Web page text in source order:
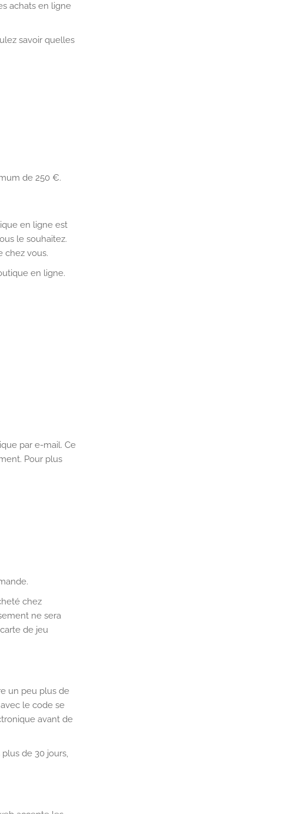
achats en ligne
savoir quelles
de 250 €.
en ligne est
le souhaitez.
chez vous.
en ligne.
par e-mail. Ce
Pour plus
chez
ne sera
de jeu
un peu plus de
le code se
avant de
de 30 jours,